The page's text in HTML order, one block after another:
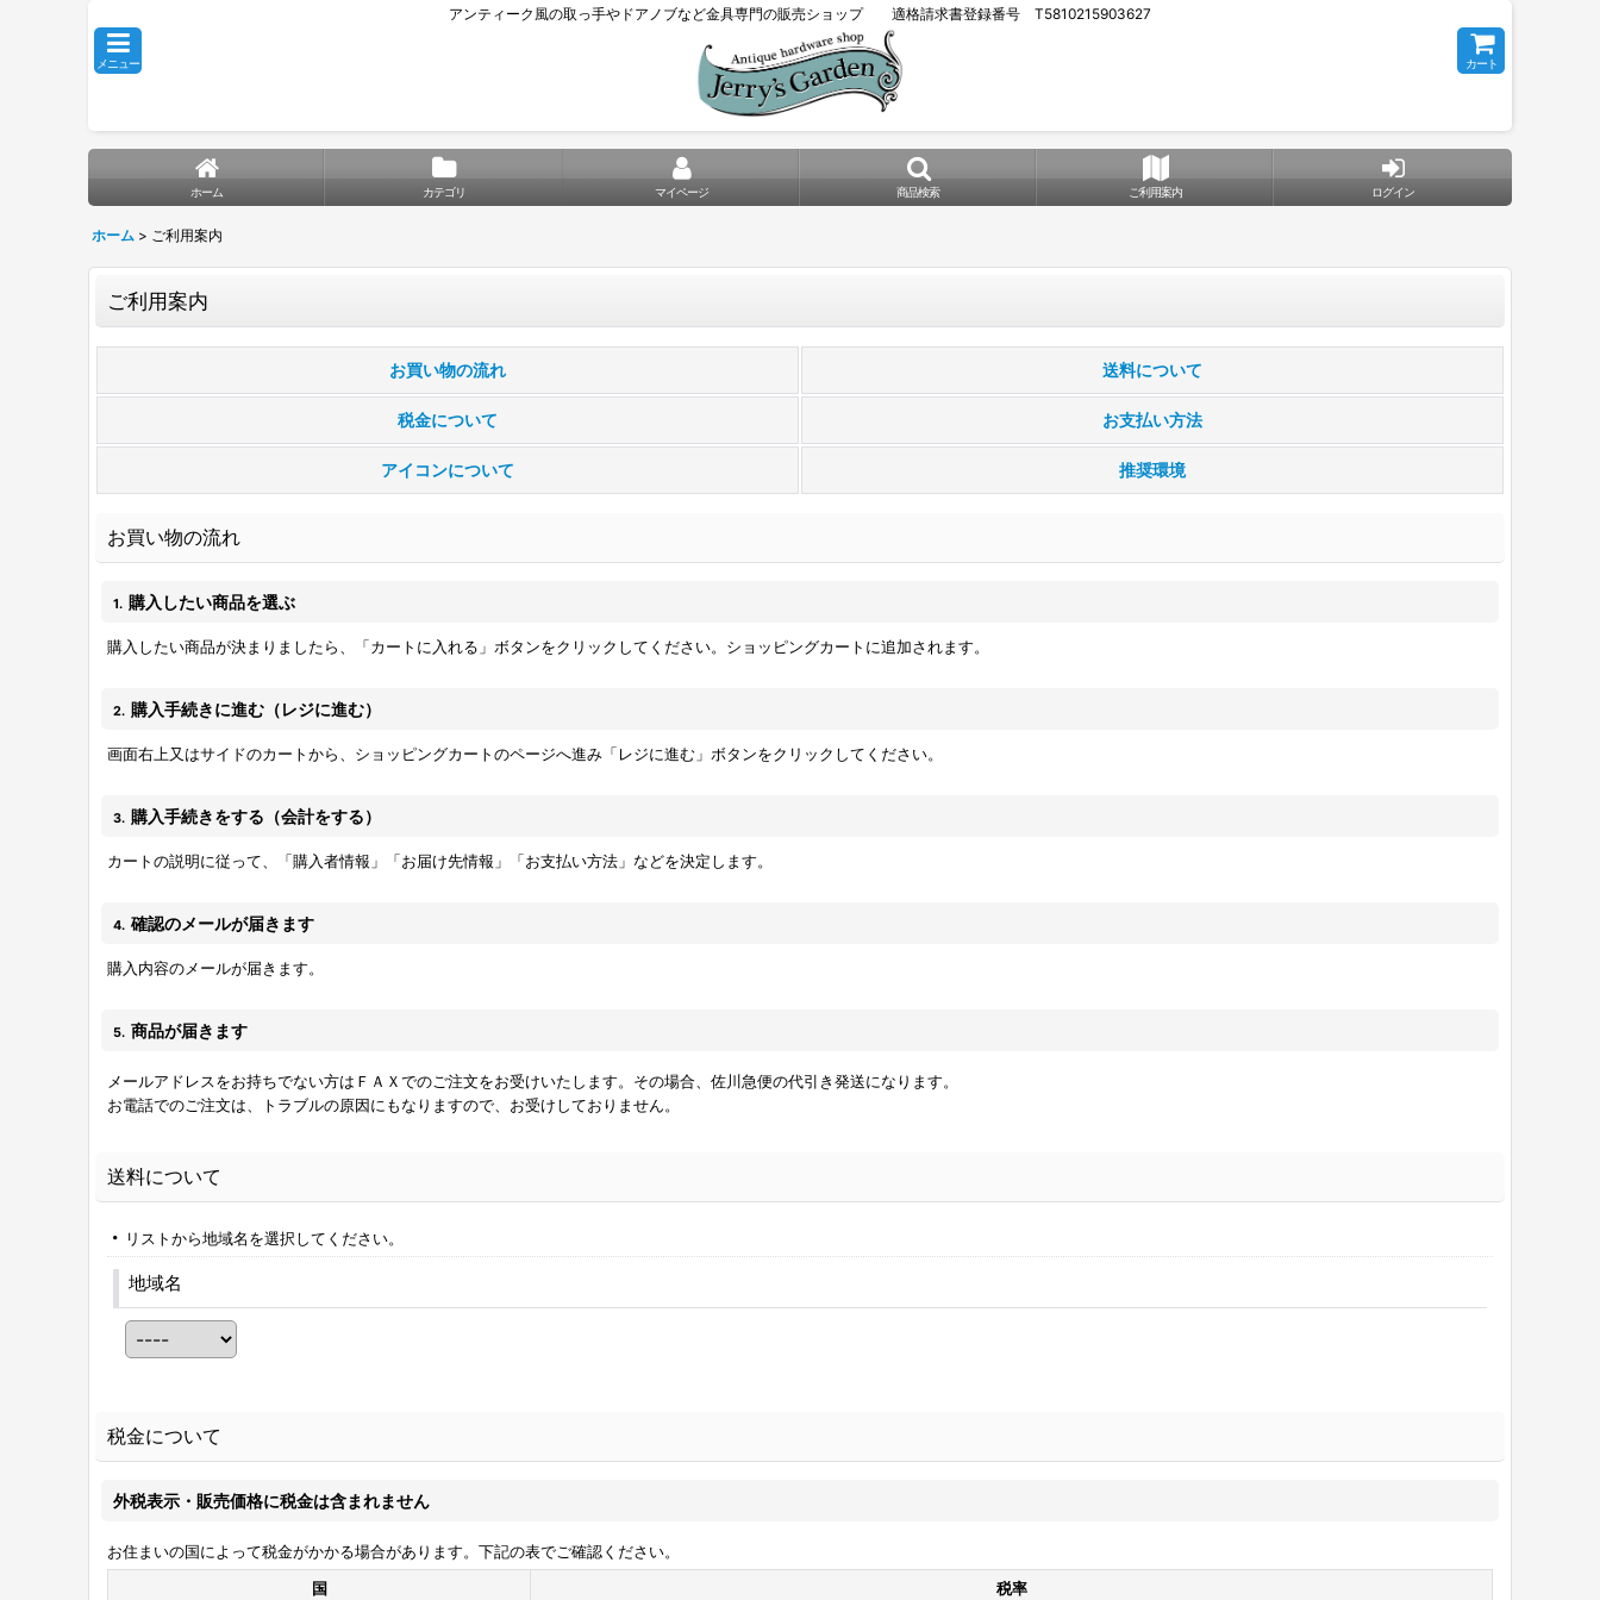
アンティーク風の取っ手やドアノブなど金具専門の販売ショップ 適格請求書登録番号 T5810215903627
メニュー カート
ホーム カテゴリ マイページ 商品検索 ご利用案内 ログイン
ホーム > ご利用案内
ご利用案内
お買い物の流れ 送料について
税金について お支払い方法
アイコンについて 推奨環境
お買い物の流れ
1. 購入したい商品を選ぶ
購入したい商品が決まりましたら、「カートに入れる」ボタンをクリックしてください。ショッピングカートに追加されます。
2. 購入手続きに進む（レジに進む）
画面右上又はサイドのカートから、ショッピングカートのページへ進み「レジに進む」ボタンをクリックしてください。
3. 購入手続きをする（会計をする）
カートの説明に従って、「購入者情報」「お届け先情報」「お支払い方法」などを決定します。
4. 確認のメールが届きます
購入内容のメールが届きます。
5. 商品が届きます
メールアドレスをお持ちでない方はＦＡＸでのご注文をお受けいたします。その場合、佐川急便の代引き発送になります。
お電話でのご注文は、トラブルの原因にもなりますので、お受けしておりません。
送料について
リストから地域名を選択してください。
地域名
税金について
外税表示・販売価格に税金は含まれません
お住まいの国によって税金がかかる場合があります。下記の表でご確認ください。
国
税率